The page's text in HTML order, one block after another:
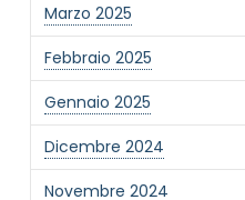
Marzo 2025
Febbraio 2025
Gennaio 2025
Dicembre 2024
Novembre 2024